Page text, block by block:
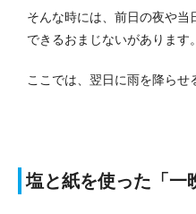
そんな時には、前日の夜や
できるおまじないがあります。
ここでは、翌日に雨を降らせ
塩と紙を使った「一